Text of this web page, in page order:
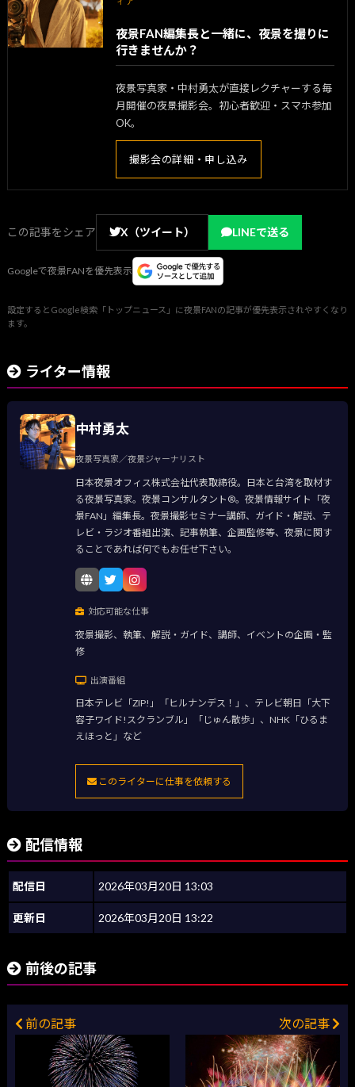
夜景FAN編集長と一緒に、夜景を撮りに
行きませんか？
夜景写真家・中村勇太が直接レクチャーする毎
月開催の夜景撮影会。初心者歓迎・スマホ参加
OK。
撮影会の詳細・申し込み
この記事をシェア X（ツイート） LINEで送る
Googleで夜景FANを優先表示
設定するとGoogle検索「トップニュース」に夜景FANの記事が優先表示されやすくなり
ます。
ライター情報
中村勇太
夜景写真家／夜景ジャーナリスト
日本夜景オフィス株式会社代表取締役。日本と台湾を取材す
る夜景写真家。夜景コンサルタント®。夜景情報サイト「夜
景FAN」編集長。夜景撮影セミナー講師、ガイド・解説、テ
レビ・ラジオ番組出演、記事執筆、企画監修等、夜景に関す
ることであれば何でもお任せ下さい。
対応可能な仕事
夜景撮影、執筆、解説・ガイド、講師、イベントの企画・監
修
出演番組
日本テレビ「ZIP!」「ヒルナンデス！」、テレビ朝日「大下
容子ワイド!スクランブル」「じゅん散歩」、NHK「ひるま
えほっと」など
このライターに仕事を依頼する
配信情報
配信日 2026年03月20日 13:03
更新日 2026年03月20日 13:22
前後の記事
前の記事 次の記事